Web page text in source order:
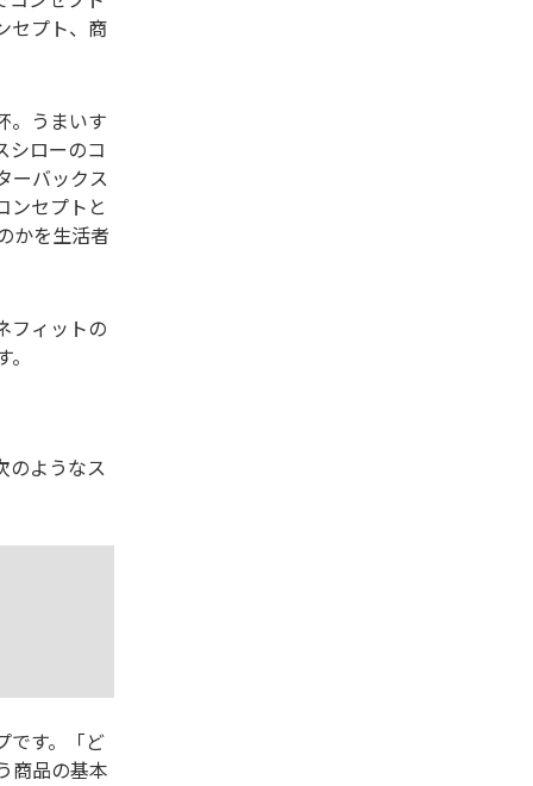
セプト、商
。うまいす
シローのコ
ーバックス
ンセプトと
かを生活者
フィットの
のようなス
です。「ど
商品の基本